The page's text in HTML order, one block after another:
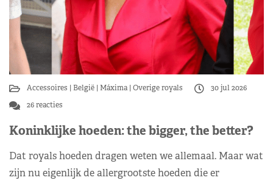
Accessoires België Máxima Overige royals
30 jul 2026
26 reacties
Koninklijke hoeden: the bigger, the better?
Dat royals hoeden dragen weten we allemaal. Maar wat
zijn nu eigenlijk de allergrootste hoeden die er